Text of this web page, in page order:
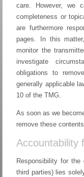
care. However, we
completeness or
are furthermore
pages. In this
monitor the
investigate
obligations to
generally applicable
10 of the TMG.
As soon as we
remove these
Accountability
Responsibility for
third parties) lies